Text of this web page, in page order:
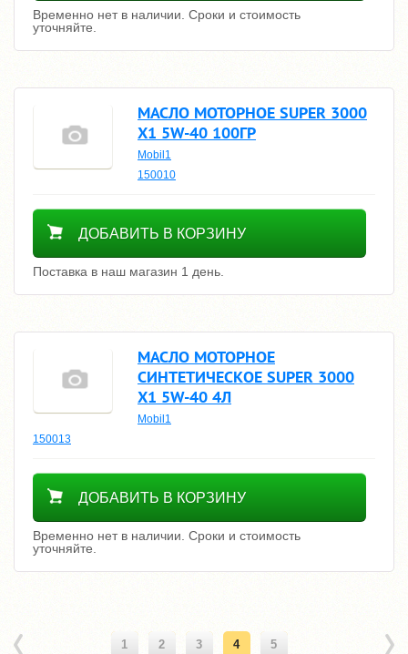
Временно нет в наличии. Сроки и стоимость
уточняйте.
МАСЛО МОТОРНОЕ SUPER 3000
X1 5W-40 100ГР
Mobil1
150010
256700
ДОБАВИТЬ В КОРЗИНУ
Поставка в наш магазин 1 день.
МАСЛО МОТОРНОЕ
СИНТЕТИЧЕСКОЕ SUPER 3000
X1 5W-40 4Л
Mobil1
150013
Уточнить цену
ДОБАВИТЬ В КОРЗИНУ
Временно нет в наличии. Сроки и стоимость
уточняйте.
1 2 3 4 5